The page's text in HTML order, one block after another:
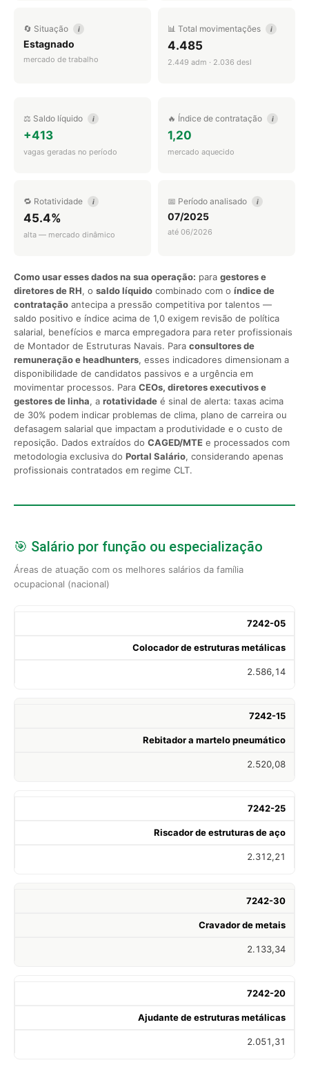
🔄 Situação i
Estagnado
mercado de trabalho
📊 Total movimentações i
4.485
2.449 adm · 2.036 desl
⚖️ Saldo líquido i
+413
vagas geradas no período
🔥 Índice de contratação i
1,20
mercado aquecido
🔁 Rotatividade i
45.4%
alta — mercado dinâmico
📅 Período analisado i
07/2025
até 06/2026
Como usar esses dados na sua operação: para gestores e
diretores de RH, o saldo líquido combinado com o índice de
contratação antecipa a pressão competitiva por talentos —
saldo positivo e índice acima de 1,0 exigem revisão de política
salarial, benefícios e marca empregadora para reter profissionais
de Montador de Estruturas Navais. Para consultores de
remuneração e headhunters, esses indicadores dimensionam a
disponibilidade de candidatos passivos e a urgência em
movimentar processos. Para CEOs, diretores executivos e
gestores de linha, a rotatividade é sinal de alerta: taxas acima
de 30% podem indicar problemas de clima, plano de carreira ou
defasagem salarial que impactam a produtividade e o custo de
reposição. Dados extraídos do CAGED/MTE e processados com
metodologia exclusiva do Portal Salário, considerando apenas
profissionais contratados em regime CLT.
🎯 Salário por função ou especialização
Áreas de atuação com os melhores salários da família
ocupacional (nacional)
7242-05
Colocador de estruturas metálicas
2.586,14
7242-15
Rebitador a martelo pneumático
2.520,08
7242-25
Riscador de estruturas de aço
2.312,21
7242-30
Cravador de metais
2.133,34
7242-20
Ajudante de estruturas metálicas
2.051,31